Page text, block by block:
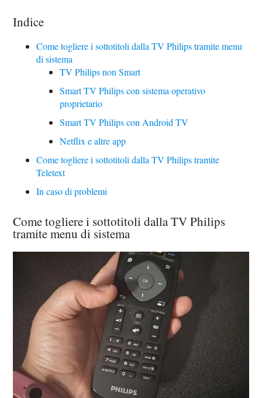
Indice
Come togliere i sottotitoli dalla TV Philips tramite menu
di sistema
TV Philips non Smart
Smart TV Philips con sistema operativo
proprietario
Smart TV Philips con Android TV
Netflix e altre app
Come togliere i sottotitoli dalla TV Philips tramite
Teletext
In caso di problemi
Come togliere i sottotitoli dalla TV Philips
tramite menu di sistema